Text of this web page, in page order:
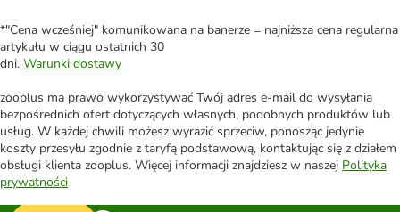
*"Cena wcześniej" komunikowana na banerze = najniższa cena regularna
artykułu w ciągu ostatnich 30
dni. Warunki dostawy
zooplus ma prawo wykorzystywać Twój adres e-mail do wysyłania
bezpośrednich ofert dotyczących własnych, podobnych produktów lub
usług. W każdej chwili możesz wyrazić sprzeciw, ponosząc jedynie
koszty przesyłu zgodnie z taryfą podstawową, kontaktując się z działem
obsługi klienta zooplus. Więcej informacji znajdziesz w naszej Polityka
prywatności